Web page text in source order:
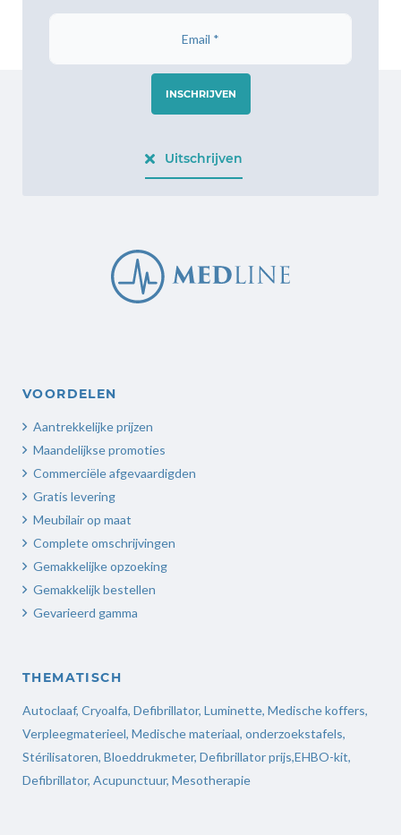
INSCHRIJVEN
Uitschrijven
VOORDELEN
Aantrekkelijke prijzen
Maandelijkse promoties
Commerciële afgevaardigden
Gratis levering
Meubilair op maat
Complete omschrijvingen
Gemakkelijke opzoeking
Gemakkelijk bestellen
Gevarieerd gamma
THEMATISCH
Autoclaaf, Cryoalfa, Defibrillator, Luminette, Medische koffers,
Verpleegmaterieel, Medische materiaal, onderzoekstafels,
Stérilisatoren, Bloeddrukmeter, Defibrillator prijs,EHBO-kit,
Defibrillator, Acupunctuur, Mesotherapie